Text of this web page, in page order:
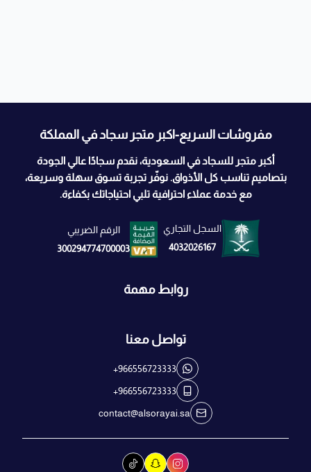
مفروشات السريع-اكبر متجر سجاد في المملكة
أكبر متجر للسجاد في السعودية، نقدم سجادًا عالي الجودة
بتصاميم تناسب كل الأذواق. نوفّر تجربة تسوق سهلة وسريعة،
مع خدمة عملاء احترافية تلبي احتياجاتك بكفاءة.
السجل التجاري
4032026167
الرقم الضريبي
300294774700003
روابط مهمة
تواصل معنا
+966556723333
+966556723333
contact@alsorayai.sa